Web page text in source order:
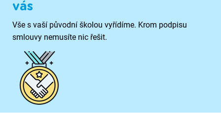
vás
Vše s vaší původní školou vyřídíme. Krom podpisu
smlouvy nemusíte nic řešit.